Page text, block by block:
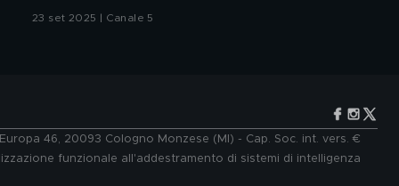
23 set 2025 | Canale 5
46, 20093 Cologno Monzese (MI) - Cap. Soc. int. vers. €
funzionale all'addestramento di sistemi di intelligenza